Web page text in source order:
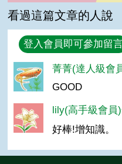
看過這篇文章的人說
回覆
登入會員即可參加留
菁菁(達人級會
GOOD
lily(高手級會員
好棒!增知識。